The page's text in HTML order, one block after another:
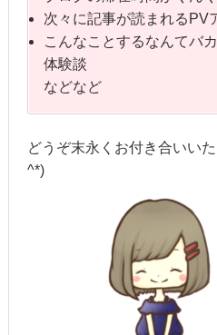
次々に記事が読まれるPV
こんなことするなんてバ
体験談
などなど
どうぞ末永くお付き合いい
^*)